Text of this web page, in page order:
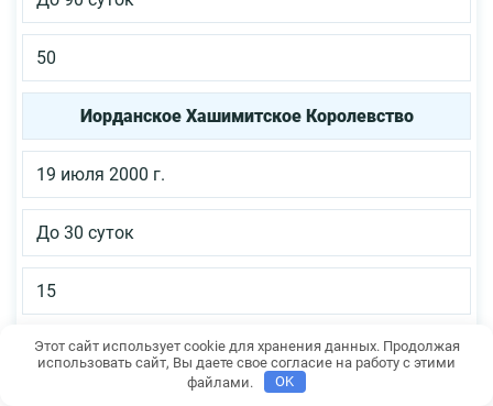
50
Иорданское Хашимитское Королевство
19 июля 2000 г.
До 30 суток
15
Кабо-Верде
Этот сайт использует cookie для хранения данных. Продолжая
использовать сайт, Вы даете свое согласие на работу с этими
файлами.
OK